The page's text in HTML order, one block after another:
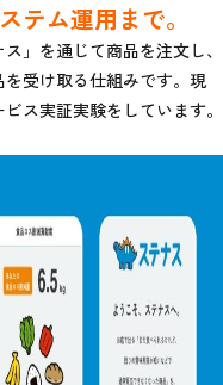
テム運用まで。
」を通じて商品を注文し、
受け取る仕組みです。現
ス実証実験をしています。